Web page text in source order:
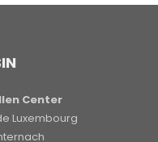
Center
Luxembourg